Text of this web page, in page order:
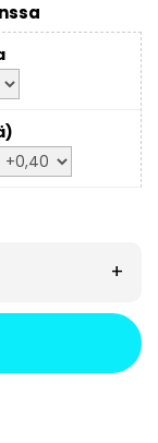
+